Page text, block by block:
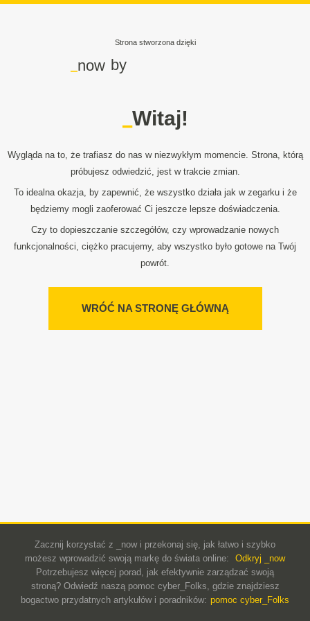
Strona stworzona dzięki
now by
Witaj!
Wygląda na to, że trafiasz do nas w niezwykłym momencie. Strona, którą
próbujesz odwiedzić, jest w trakcie zmian.
To idealna okazja, by zapewnić, że wszystko działa jak w zegarku i że
będziemy mogli zaoferować Ci jeszcze lepsze doświadczenia.
Czy to dopieszczanie szczegółów, czy wprowadzanie nowych
funkcjonalności, ciężko pracujemy, aby wszystko było gotowe na Twój
powrót.
WRÓĆ NA STRONĘ GŁÓWNĄ
Zacznij korzystać z _now i przekonaj się, jak łatwo i szybko
możesz wprowadzić swoją markę do świata online:
Odkryj _now
Potrzebujesz więcej porad, jak efektywnie zarządzać swoją
stroną? Odwiedź naszą pomoc cyber_Folks, gdzie znajdziesz
bogactwo przydatnych artykułów i poradników: pomoc cyber_Folks